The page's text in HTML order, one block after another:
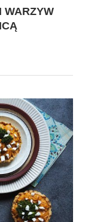
WARZYW